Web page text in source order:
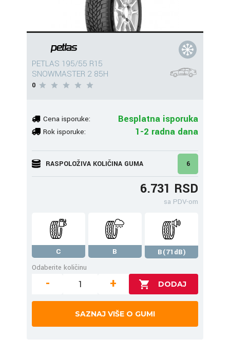
PETLAS 195/55 R15
SNOWMASTER 2 85H
0
Cena isporuke: Besplatna isporuka
Rok isporuke: 1-2 radna dana
RASPOLOŽIVA KOLIČINA GUMA 6
6.731 RSD
sa PDV-om
C B
B(71dB)
Odaberite količinu
- +
SAZNAJ VIŠE O GUMI